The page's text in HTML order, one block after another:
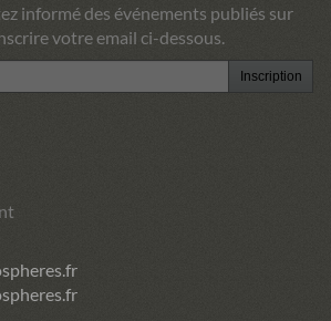
informé des événements publiés sur
votre email ci-dessous.
Inscription